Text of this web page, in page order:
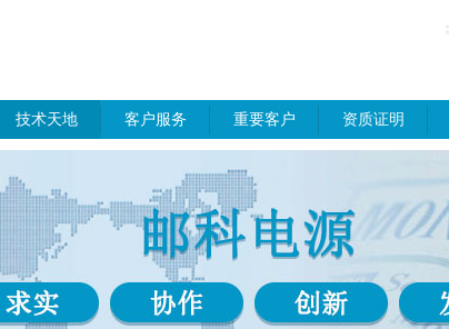
技术天地 客户服务 重要客户 资质证明